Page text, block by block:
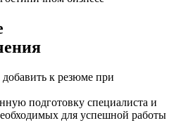
к резюме при
подготовку специалиста и
для успешной работы